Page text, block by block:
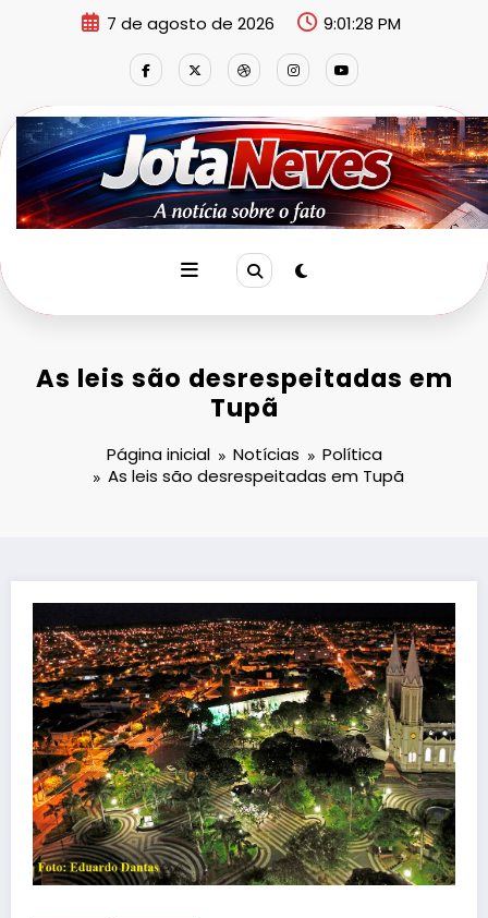
7 de agosto de 2026 9:01:29 PM
As leis são desrespeitadas em
Tupã
Página inicial Notícias
Política
As leis são desrespeitadas em Tupã